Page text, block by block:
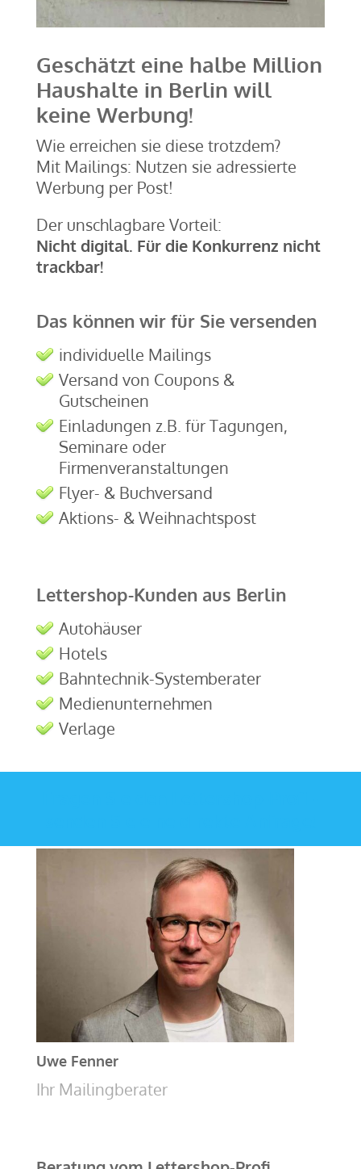
Geschätzt eine halbe Million
Haushalte in Berlin will
keine Werbung!
Wie erreichen sie diese trotzdem?
Mit Mailings: Nutzen sie adressierte
Werbung per Post!
Der unschlagbare Vorteil:
Nicht digital. Für die Konkurrenz nicht
trackbar!
Das können wir für Sie versenden
individuelle Mailings
Versand von Coupons &
Gutscheinen
Einladungen z.B. für Tagungen,
Seminare oder
Firmenveranstaltungen
Flyer- & Buchversand
Aktions- & Weihnachtspost
Lettershop-Kunden aus Berlin
Autohäuser
Hotels
Bahntechnik-Systemberater
Medienunternehmen
Verlage
Uwe Fenner
Ihr Mailingberater